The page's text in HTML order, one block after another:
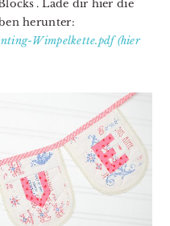
Lade dir hier die
herunter⁣⁣⁣⁣:⁣⁣⁣⁣⁣⁣
Wimpelkette.pdf (hier